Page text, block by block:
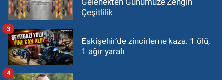
Çeşitlilik
Eskişehir’de zincirleme kaza: 1 ölü,
1 ağır yaralı
3
4